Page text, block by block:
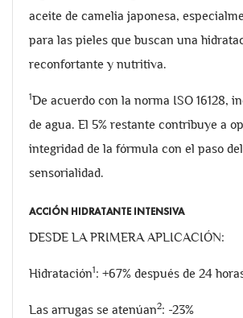
aceite de camelia japonesa,
para las pieles que buscan una
reconfortante y nutritiva.
1De acuerdo con la norma ISO 16128,
de agua. El 5% restante contribuye a
integridad de la fórmula con el paso
sensorialidad.
ACCIÓN HIDRATANTE INTENSIVA
DESDE LA PRIMERA APLICACIÓN:
Hidratación1: +67% después de 24
Las arrugas se atenúan2: -23%